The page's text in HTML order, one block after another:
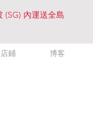
店鋪 博客
(SG) 內運送全島